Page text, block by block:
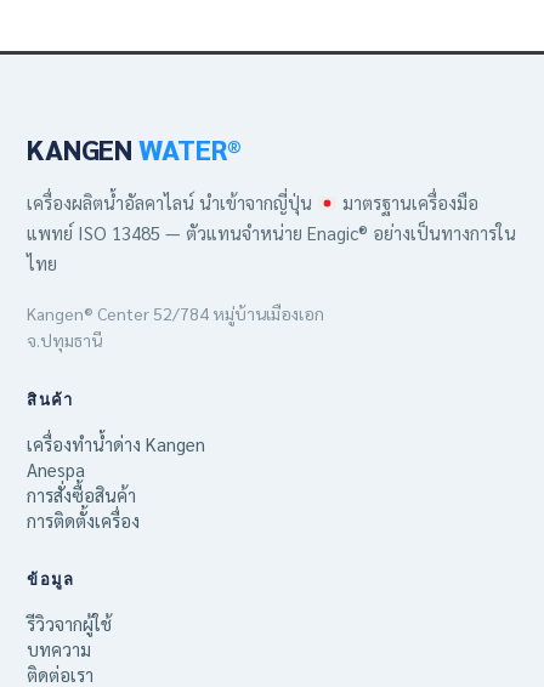
KANGEN WATER®
เครื่องผลิตน้ำอัลคาไลน์ นำเข้าจากญี่ปุ่น
มาตรฐานเครื่องมือ
แพทย์ ISO 13485 — ตัวแทนจำหน่าย Enagic® อย่างเป็นทางการใน
ไทย
Kangen® Center 52/784 หมู่บ้านเมืองเอก
จ.ปทุมธานี
สินค้า
เครื่องทำน้ำด่าง Kangen
Anespa
การสั่งซื้อสินค้า
การติดตั้งเครื่อง
ข้อมูล
รีวิวจากผู้ใช้
บทความ
ติดต่อเรา